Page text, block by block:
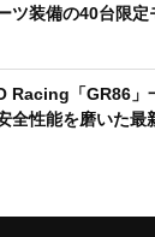
ツ装備の40台限定
Racing「GR86
全性能を磨いた最